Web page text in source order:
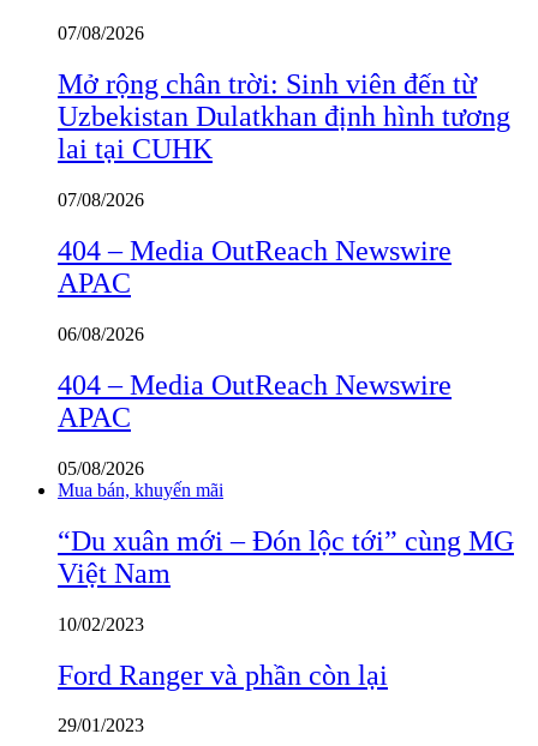
07/08/2026
Mở rộng chân trời: Sinh viên đến từ
Uzbekistan Dulatkhan định hình tương
lai tại CUHK
07/08/2026
404 – Media OutReach Newswire
APAC
06/08/2026
404 – Media OutReach Newswire
APAC
05/08/2026
Mua bán, khuyến mãi
“Du xuân mới – Đón lộc tới” cùng MG
Việt Nam
10/02/2023
Ford Ranger và phần còn lại
29/01/2023